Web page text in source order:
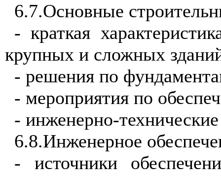
6.7.Основные
- краткая
крупных и сложных
- решения по
- мероприятия по
- инженерно-
6.8.Инженерное
- источники